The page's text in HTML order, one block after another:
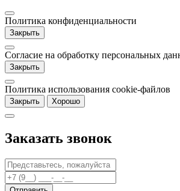
Политика конфиденциальности
Закрыть
Согласие на обработку персональных
Закрыть
Политика использования cookie-файлов
Закрыть Хорошо
Заказать звонок